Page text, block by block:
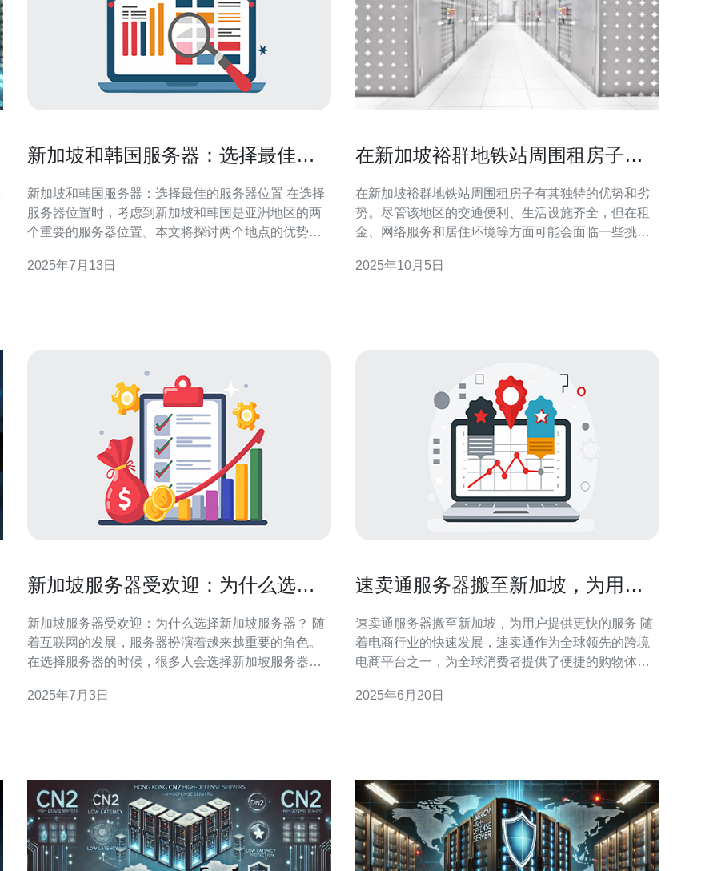
新加坡和韩国服务器：选择最佳的
新加坡和韩国服务器：选择最佳的服务器位置 在选择
服务器位置时，考虑到新加坡和韩国是亚洲地区的两
个重要的服务器位置。本文将探讨两个地点的优势和
置。 新加坡作为亚洲的金融和商业中心，拥有先进的
2025年7月13日
在新加坡裕群地铁站周围租房子的
在新加坡裕群地铁站周围租房子有其独特的优势和劣
势。尽管该地区的交通便利、生活设施齐全，但在租
金、网络服务和居住环境等方面可能会面临一些挑
为解决网络问题的可靠合作伙伴。 地理位置的便利性
2025年10月5日
新加坡服务器受欢迎：为什么选择
新加坡服务器受欢迎：为什么选择新加坡服务器？ 随
着互联网的发展，服务器扮演着越来越重要的角色。
在选择服务器的时候，很多人会选择新加坡服务器。
们将探讨这个问题。 新加坡位于东南亚，地理位置优
2025年7月3日
速卖通服务器搬至新加坡，为用户
速卖通服务器搬至新加坡，为用户提供更快的服务 随
着电商行业的快速发展，速卖通作为全球领先的跨境
电商平台之一，为全球消费者提供了便捷的购物体
搬至新加坡，以提供更快速的服务。 新加坡作为亚洲
2025年6月20日